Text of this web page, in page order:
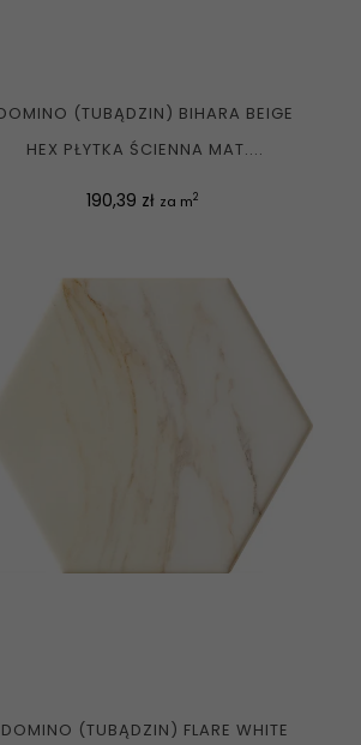
(TUBĄDZIN) BIHARA BEIGE
HEX PŁYTKA ŚCIENNA MAT....
Cena
190,39 zł za m2
DOMINO (TUBĄDZIN) FLARE WHITE